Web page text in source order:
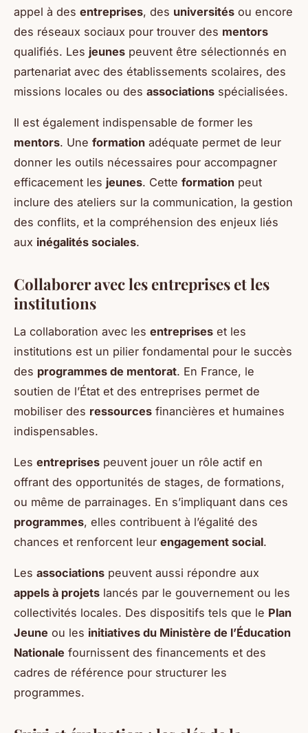
appel à des entreprises, des universités ou encore
des réseaux sociaux pour trouver des mentors
qualifiés. Les jeunes peuvent être sélectionnés en
partenariat avec des établissements scolaires, des
missions locales ou des associations spécialisées.
Il est également indispensable de former les
mentors. Une formation adéquate permet de leur
donner les outils nécessaires pour accompagner
efficacement les jeunes. Cette formation peut
inclure des ateliers sur la communication, la gestion
des conflits, et la compréhension des enjeux liés
aux inégalités sociales.
Collaborer avec les entreprises et les
institutions
La collaboration avec les entreprises et les
institutions est un pilier fondamental pour le succès
des programmes de mentorat. En France, le
soutien de l’État et des entreprises permet de
mobiliser des ressources financières et humaines
indispensables.
Les entreprises peuvent jouer un rôle actif en
offrant des opportunités de stages, de formations,
ou même de parrainages. En s’impliquant dans ces
programmes, elles contribuent à l’égalité des
chances et renforcent leur engagement social.
Les associations peuvent aussi répondre aux
appels à projets lancés par le gouvernement ou les
collectivités locales. Des dispositifs tels que le Plan
Jeune ou les initiatives du Ministère de l’Éducation
Nationale fournissent des financements et des
cadres de référence pour structurer les
programmes.